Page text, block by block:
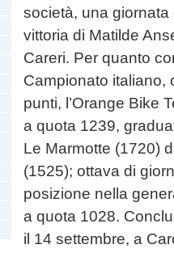
società, una
vittoria di Matilde
Careri. Per quanto
Campionato italiano,
punti, l’Orange Bike
a quota 1239,
Le Marmotte (1720)
(1525); ottava di
posizione nella
a quota 1028.
il 14 settembre, a